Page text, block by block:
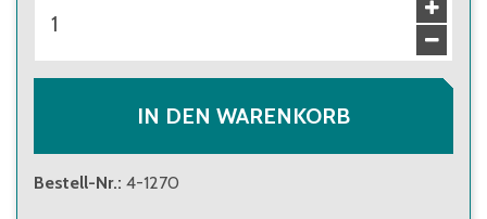
ab 208 Stück
12,20 €
IN DEN WARENKORB
Bestell-Nr.: 4-1270